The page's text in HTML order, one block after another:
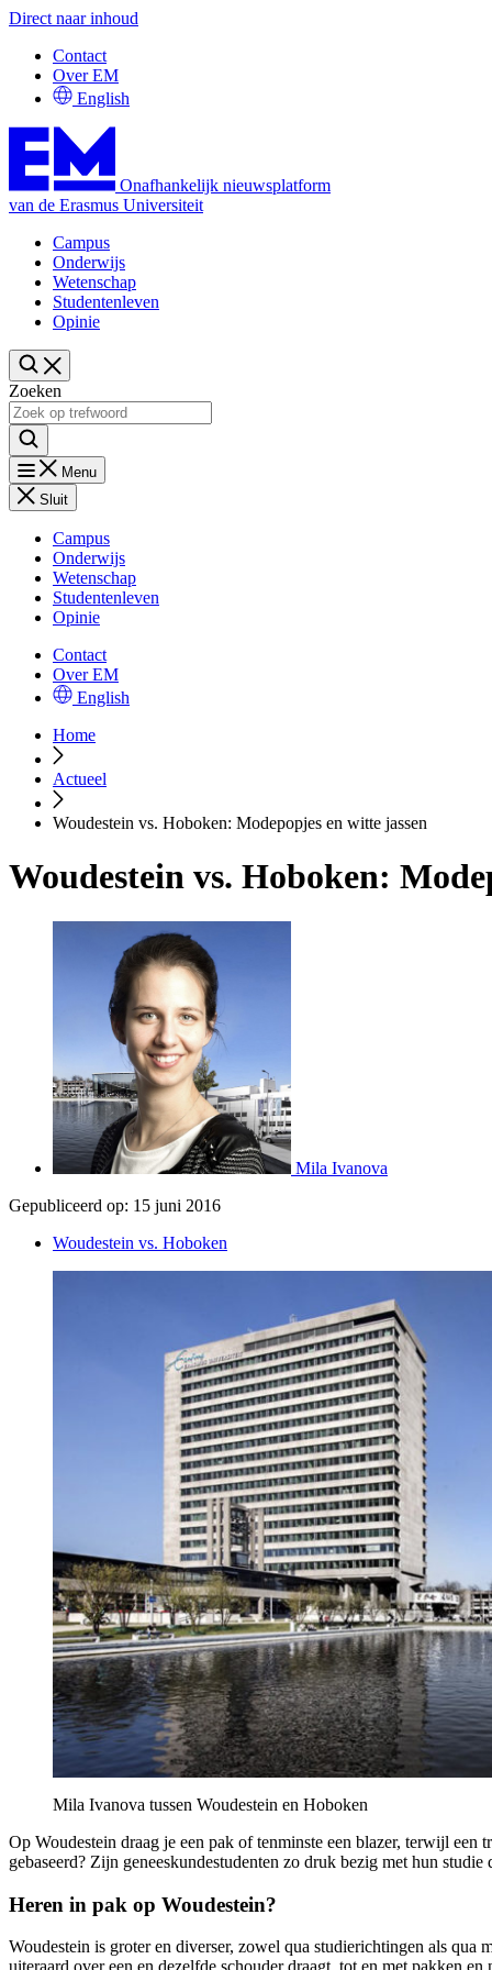
Direct naar inhoud
Contact
Over EM
English
Onafhankelijk nieuwsplatform
van de Erasmus Universiteit
Campus
Onderwijs
Wetenschap
Studentenleven
Opinie
Zoeken
Menu
Sluit
Campus
Onderwijs
Wetenschap
Studentenleven
Opinie
Contact
Over EM
English
Home
Actueel
Woudestein vs. Hoboken: Modepopjes en witte jassen
Woudestein vs. Hoboken:
Mila Ivanova
Gepubliceerd op: 15 juni 2016
Woudestein vs. Hoboken
Mila Ivanova tussen Woudestein en Hoboken
Op Woudestein draag je een pak of tenminste een blazer, terwijl
gebaseerd? Zijn geneeskundestudenten zo druk bezig met hun
Heren in pak op Woudestein?
Woudestein is groter en diverser, zowel qua studierichtingen als qua